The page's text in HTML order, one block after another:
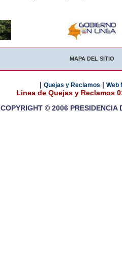
MAPA DEL SITIO
| Quejas y Reclamos | Web
Linea de Quejas y Reclamos
COPYRIGHT © 2006 PRESIDENCIA